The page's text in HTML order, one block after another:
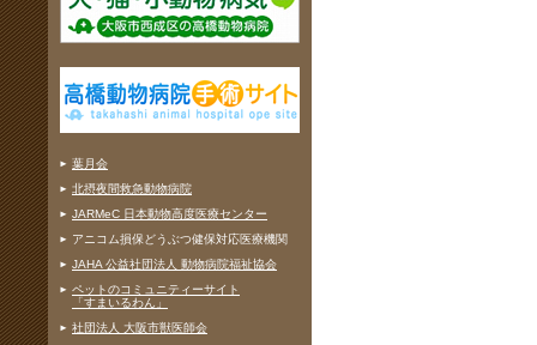
葉月会
北摂夜間救急動物病院
JARMeC 日本動物高度医療センター
アニコム損保どうぶつ健保対応医療機関
JAHA 公益社団法人 動物病院福祉協会
ペットのコミュニティーサイト
「すまいるわん」
社団法人 大阪市獣医師会